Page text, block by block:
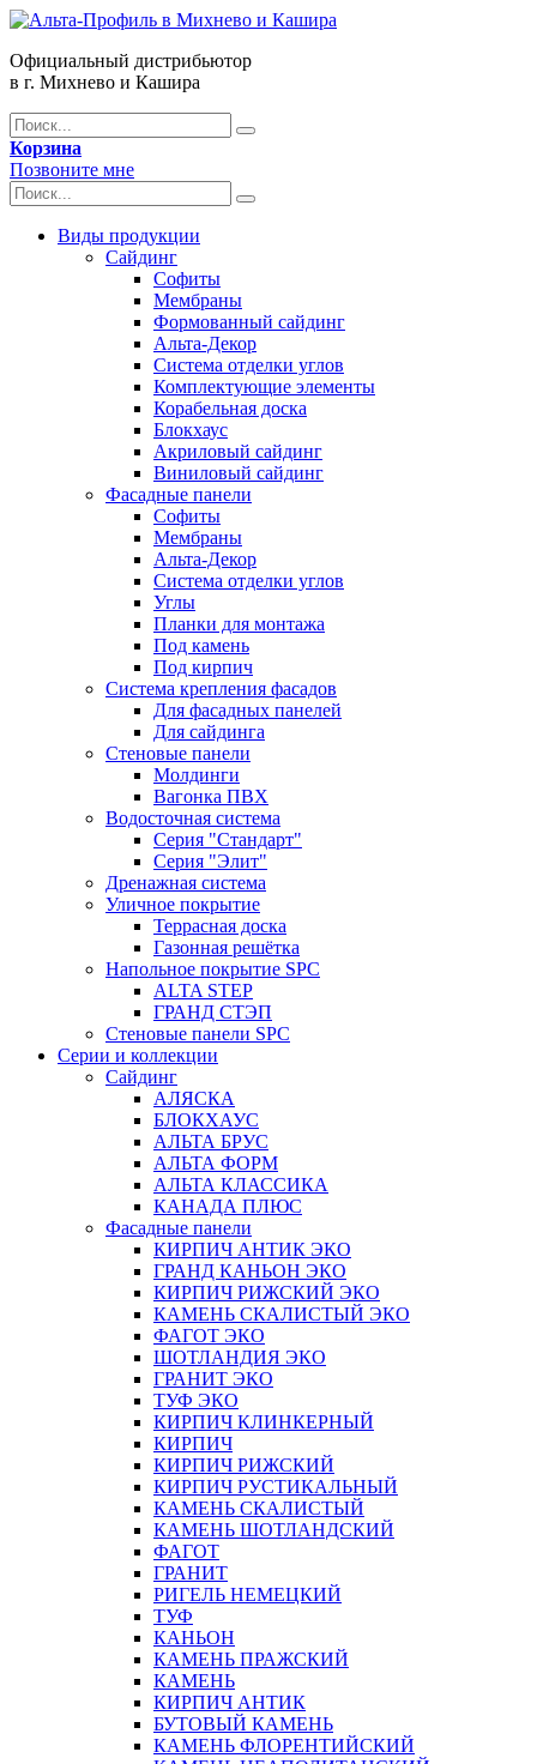
Официальный дистрибьютор
в г. Михнево и Кашира
Корзина
Позвоните мне
Виды продукции
Сайдинг
Софиты
Мембраны
Формованный сайдинг
Альта-Декор
Система отделки углов
Комплектующие элементы
Корабельная доска
Блокхаус
Акриловый сайдинг
Виниловый сайдинг
Фасадные панели
Софиты
Мембраны
Альта-Декор
Система отделки углов
Углы
Планки для монтажа
Под камень
Под кирпич
Система крепления фасадов
Для фасадных панелей
Для сайдинга
Стеновые панели
Молдинги
Вагонка ПВХ
Водосточная система
Серия "Стандарт"
Серия "Элит"
Дренажная система
Уличное покрытие
Террасная доска
Газонная решётка
Напольное покрытие SPC
ALTA STEP
ГРАНД СТЭП
Стеновые панели SPC
Серии и коллекции
Сайдинг
АЛЯСКА
БЛОКХАУС
АЛЬТА БРУС
АЛЬТА ФОРМ
АЛЬТА КЛАССИКА
КАНАДА ПЛЮС
Фасадные панели
КИРПИЧ АНТИК ЭКО
ГРАНД КАНЬОН ЭКО
КИРПИЧ РИЖСКИЙ ЭКО
КАМЕНЬ СКАЛИСТЫЙ ЭКО
ФАГОТ ЭКО
ШОТЛАНДИЯ ЭКО
ГРАНИТ ЭКО
ТУФ ЭКО
КИРПИЧ КЛИНКЕРНЫЙ
КИРПИЧ
КИРПИЧ РИЖСКИЙ
КИРПИЧ РУСТИКАЛЬНЫЙ
КАМЕНЬ СКАЛИСТЫЙ
КАМЕНЬ ШОТЛАНДСКИЙ
ФАГОТ
ГРАНИТ
РИГЕЛЬ НЕМЕЦКИЙ
ТУФ
КАНЬОН
КАМЕНЬ ПРАЖСКИЙ
КАМЕНЬ
КИРПИЧ АНТИК
БУТОВЫЙ КАМЕНЬ
КАМЕНЬ ФЛОРЕНТИЙСКИЙ